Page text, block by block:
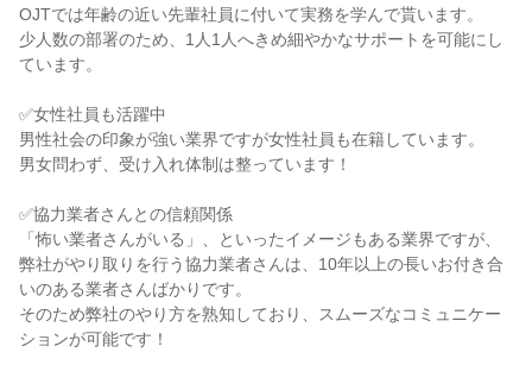
OJTでは年齢の近い先輩社員に付いて実務を学んで貰います。
少人数の部署のため、1人1人へきめ細やかなサポートを可能にし
ています。
✅女性社員も活躍中
男性社会の印象が強い業界ですが女性社員も在籍しています。
男女問わず、受け入れ体制は整っています！
✅協力業者さんとの信頼関係
「怖い業者さんがいる」、といったイメージもある業界ですが、
弊社がやり取りを行う協力業者さんは、10年以上の長いお付き合
いのある業者さんばかりです。
そのため弊社のやり方を熟知しており、スムーズなコミュニケー
ションが可能です！